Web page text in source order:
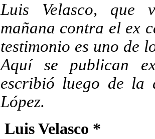
Luis Velasco, que
mañana contra el ex
testimonio es uno de
Aquí se publican
escribió luego de la
López.
Luis Velasco *